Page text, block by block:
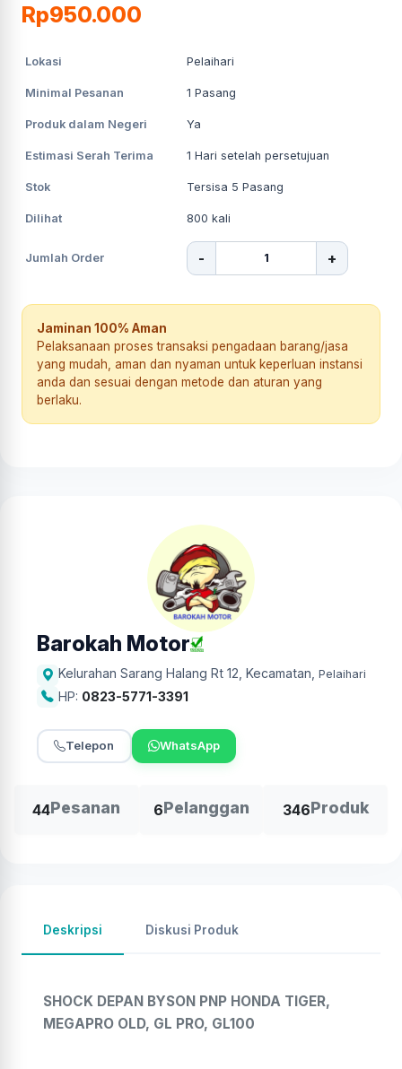
Rp950.000
Lokasi Pelaihari
Minimal Pesanan 1 Pasang
Produk dalam Negeri Ya
Estimasi Serah Terima 1 Hari setelah persetujuan
Stok Tersisa 5 Pasang
Dilihat 800 kali
Jumlah Order - +
Jaminan 100% Aman
Pelaksanaan proses transaksi pengadaan barang/jasa
yang mudah, aman dan nyaman untuk keperluan instansi
anda dan sesuai dengan metode dan aturan yang
berlaku.
Barokah Motor
Kelurahan Sarang Halang Rt 12, Kecamatan Pelaihari
HP: 0823-5771-3391
Telepon WhatsApp
44Pesanan 6Pelanggan 346Produk
Deskripsi Diskusi Produk
SHOCK DEPAN BYSON PNP HONDA TIGER,
MEGAPRO OLD, GL PRO, GL100